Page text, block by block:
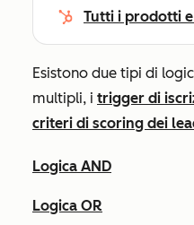
Tutti i prodotti
Esistono due tipi di
multipli, i trigger di
criteri di scoring dei
Logica AND
Logica OR